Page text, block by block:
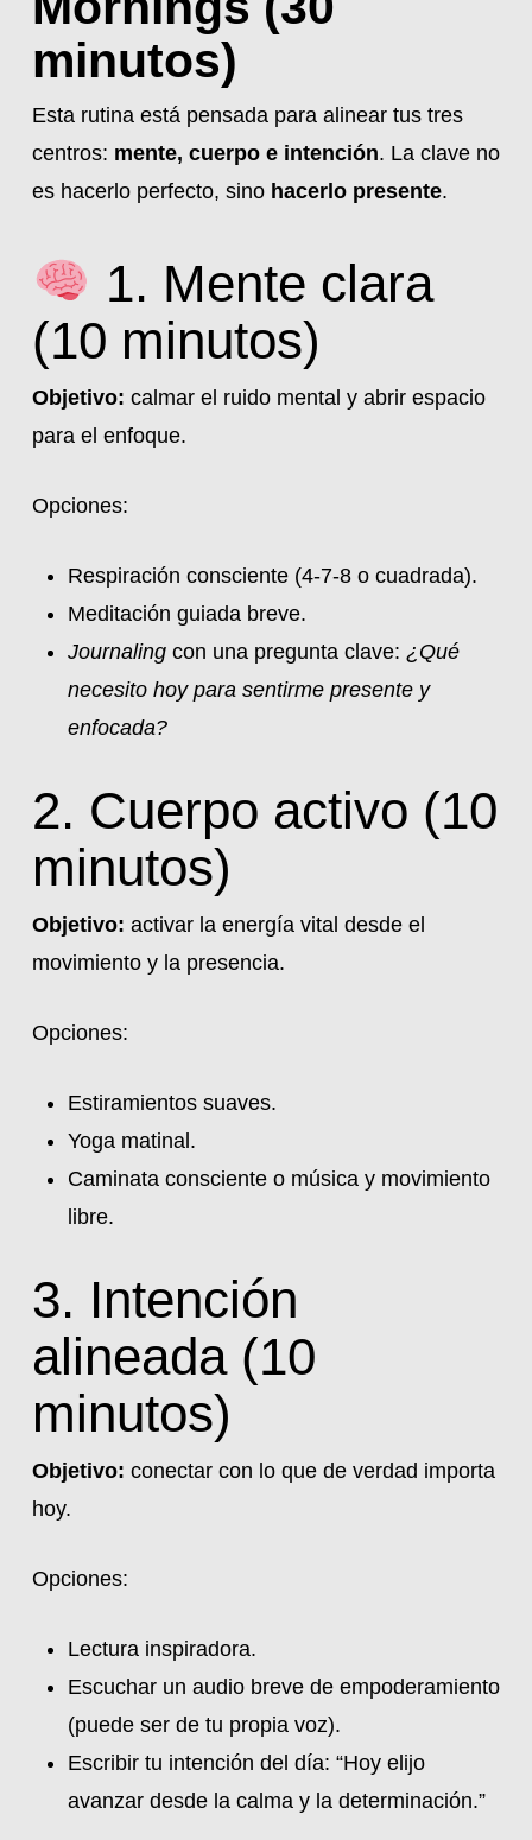
minutos)
Esta rutina está pensada para alinear tus tres
centros: mente, cuerpo e intención. La clave no
es hacerlo perfecto, sino hacerlo presente.
1. Mente clara
(10 minutos)
Objetivo: calmar el ruido mental y abrir espacio
para el enfoque.
Opciones:
Respiración consciente (4-7-8 o cuadrada).
Meditación guiada breve.
Journalingcon una pregunta clave: ¿Qué
necesito hoy para sentirme presente y
enfocada?
2. Cuerpo activo (10
minutos)
Objetivo: activar la energía vital desde el
movimiento y la presencia.
Opciones:
Estiramientos suaves.
Yoga matinal.
Caminata consciente o música y movimiento
libre.
3. Intención
alineada (10
minutos)
Objetivo: conectar con lo que de verdad importa
hoy.
Opciones:
Lectura inspiradora.
Escuchar un audio breve de empoderamiento
(puede ser de tu propia voz).
Escribir tu intención del día: “Hoy elijo
avanzar desde la calma y la determinación.”